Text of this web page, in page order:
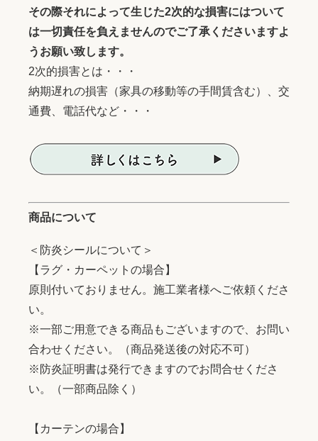
その際それによって生じた2次的な損害にはついて
は一切責任を負えませんのでご了承くださいますよ
うお願い致します。
2次的損害とは・・・
納期遅れの損害（家具の移動等の手間賃含む）、交
通費、電話代など・・・
商品について
＜防炎シールについて＞
【ラグ・カーペットの場合】
原則付いておりません。施工業者様へご依頼くださ
い。
※一部ご用意できる商品もございますので、お問い
合わせください。（商品発送後の対応不可）
※防炎証明書は発行できますのでお問合せくださ
い。（一部商品除く）
【カーテンの場合】